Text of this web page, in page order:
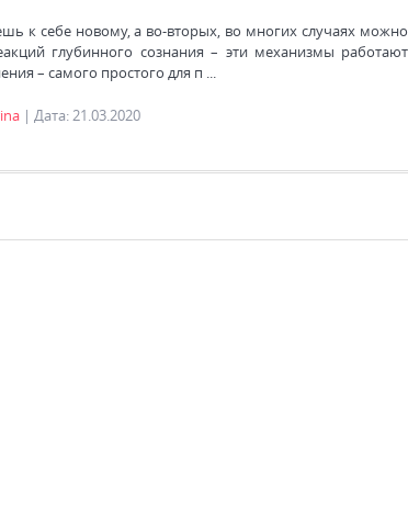
к себе новому, а во-вторых, во многих случаях можно
глубинного сознания – эти механизмы
– самого простого для п
| Дата: 21.03.2020